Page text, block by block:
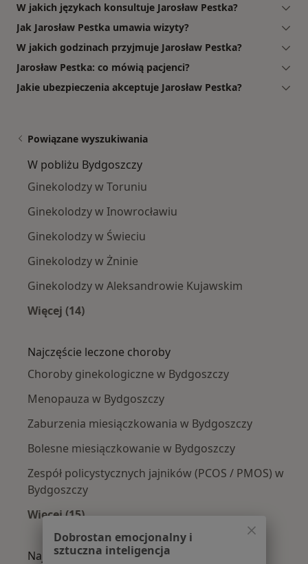
W jakich językach konsultuje Jarosław Pestka?
Jak Jarosław Pestka umawia wizyty?
W jakich godzinach przyjmuje Jarosław Pestka?
Jarosław Pestka: co mówią pacjenci?
Jakie ubezpieczenia akceptuje Jarosław Pestka?
Powiązane wyszukiwania
W pobliżu Bydgoszczy
Ginekolodzy w Toruniu
Ginekolodzy w Inowrocławiu
Ginekolodzy w Świeciu
Ginekolodzy w Żninie
Ginekolodzy w Aleksandrowie Kujawskim
Więcej (14)
Najczęście leczone choroby
Choroby ginekologiczne w Bydgoszczy
Menopauza w Bydgoszczy
Zaburzenia miesiączkowania w Bydgoszczy
Bolesne miesiączkowanie w Bydgoszczy
Zespół policystycznych jajników (PCOS / PMOS) w
Bydgoszczy
Więcej (15)
Więcej w kategorii: Najczęście leczone
Najpopularniejsze ubezpieczenia
Dobrostan emocjonalny i
sztuczna inteligencja